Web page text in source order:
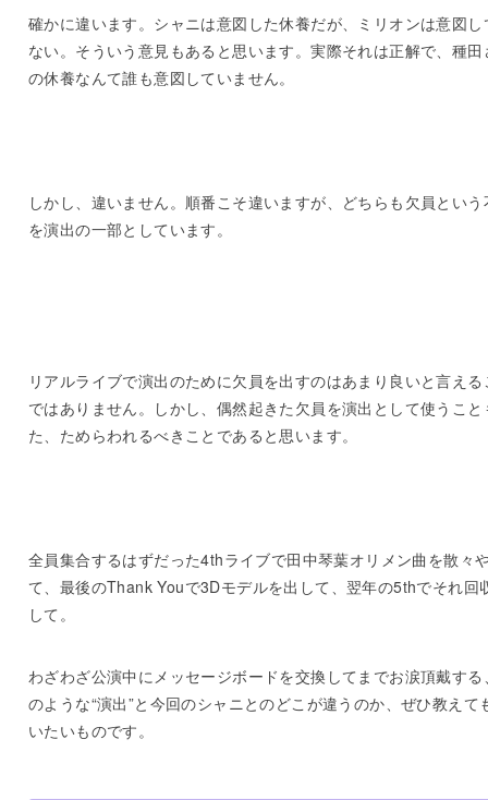
確かに違います。シャニは意図した休養だが、ミリオンは意図し
ない。そういう意見もあると思います。実際それは正解で、種田
の休養なんて誰も意図していません。
しかし、違いません。順番こそ違いますが、どちらも欠員という
を演出の一部としています。
リアルライブで演出のために欠員を出すのはあまり良いと言える
ではありません。しかし、偶然起きた欠員を演出として使うこと
た、ためらわれるべきことであると思います。
全員集合するはずだった4thライブで田中琴葉オリメン曲を散々
て、最後のThank Youで3Dモデルを出して、翌年の5thでそれ回
して。
わざわざ公演中にメッセージボードを交換してまでお涙頂戴する
のような“演出”と今回のシャニとのどこが違うのか、ぜひ教えて
いたいものです。